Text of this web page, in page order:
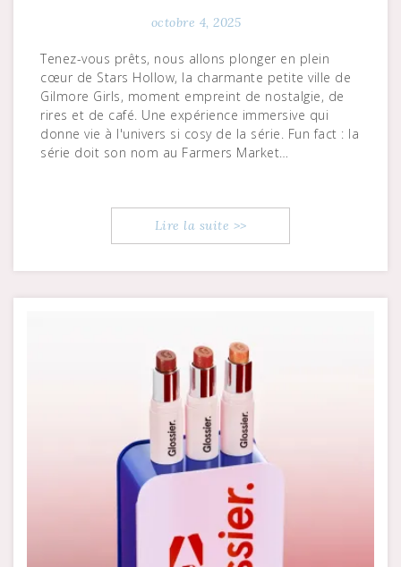
octobre 4, 2025
Tenez-vous prêts, nous allons plonger en plein
cœur de Stars Hollow, la charmante petite ville de
Gilmore Girls, moment empreint de nostalgie, de
rires et de café. Une expérience immersive qui
donne vie à l'univers si cosy de la série. Fun fact : la
série doit son nom au Farmers Market…
Lire la suite >>